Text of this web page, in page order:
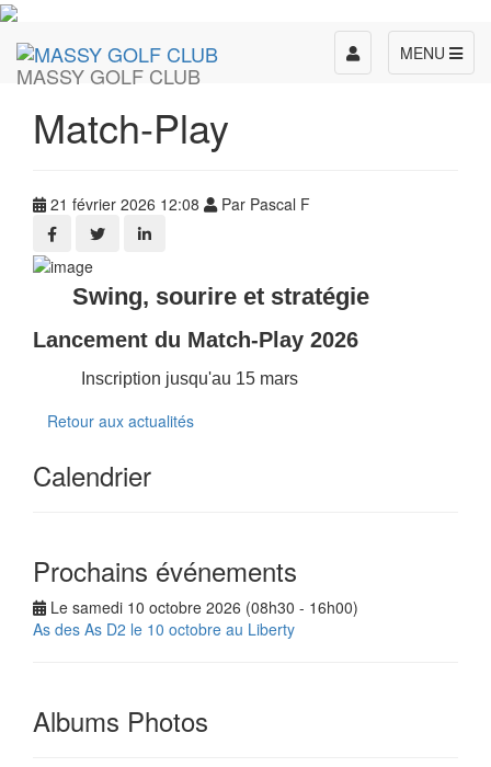
MASSY GOLF CLUB
MENU
Toggle
navigation
Match-Play
21 février 2026 12:08 Par Pascal F
Swing, sourire et stratégie
Lancement du Match-Play 2026
Inscription jusqu'au 15 mars
Retour aux actualités
Calendrier
Prochains événements
Le samedi 10 octobre 2026 (08h30 - 16h00)
As des As D2 le 10 octobre au Liberty
Albums Photos